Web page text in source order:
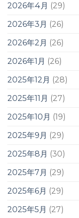
2026年4月 (29)
2026年3月 (26)
2026年2月 (26)
2026年1月 (26)
2025年12月 (28)
2025年11月 (27)
2025年10月 (19)
2025年9月 (29)
2025年8月 (30)
2025年7月 (29)
2025年6月 (29)
2025年5月 (27)